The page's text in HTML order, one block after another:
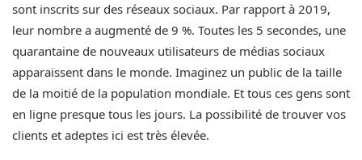
sont inscrits sur des réseaux sociaux. Par rapport à 2019,
leur nombre a augmenté de 9 %. Toutes les 5 secondes, une
quarantaine de nouveaux utilisateurs de médias sociaux
apparaissent dans le monde. Imaginez un public de la taille
de la moitié de la population mondiale. Et tous ces gens sont
en ligne presque tous les jours. La possibilité de trouver vos
clients et adeptes ici est très élevée.